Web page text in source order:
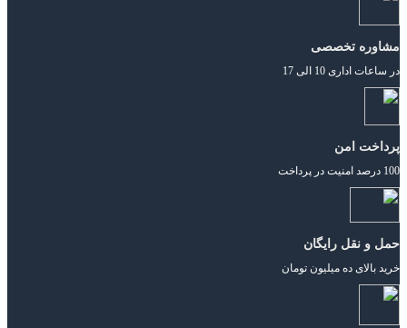
مشاوره تخصصی
در ساعات اداری 10 الی 17
پرداخت امن
100 درصد امنیت در پرداخت
حمل و نقل رایگان
خرید بالای ده میلیون تومان